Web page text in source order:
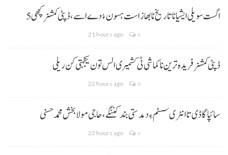
5 اگست سویلی ایشیا نا تاریخ نا بھاز است ہسون ءُ دے اسے،ڈپٹی کمشنر کچھی
21 hours ago 0
ڈپٹی کمشنر فریدہ ترین نا کماشی ٹی کشمیری الس تون یکجہتی کن ریلی
22 hours ago 0
سائپا گاڈی تا انٹری سسٹم ءِ دمدستی بند کننگے، حاجی مولا بخش محمد حسنی
22 hours ago 0